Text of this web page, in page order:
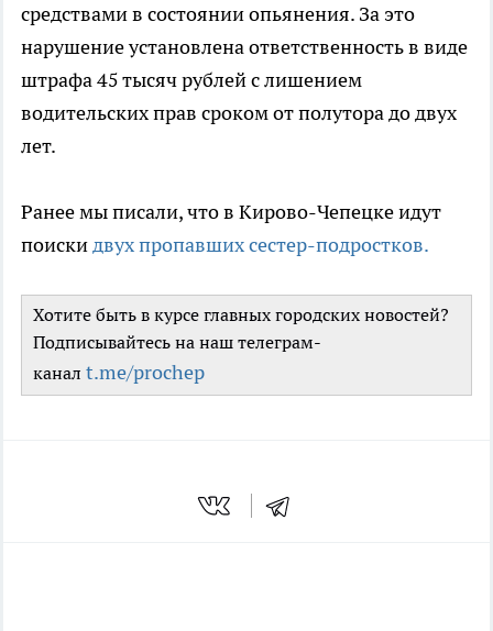
средствами в состоянии опьянения. За это
нарушение установлена ответственность в виде
штрафа 45 тысяч рублей с лишением
водительских прав сроком от полутора до двух
лет.
Ранее мы писали, что в Кирово-Чепецке идут
поискидвух пропавших сестер-подростков.
Хотите быть в курсе главных городских новостей?
Подписывайтесь на наш телеграм-
канал t.me/prochep